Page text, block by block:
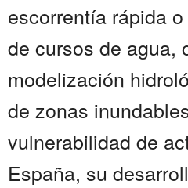
escorrentía rápida
de cursos de agua,
modelización
de zonas
vulnerabilidad de
España, su